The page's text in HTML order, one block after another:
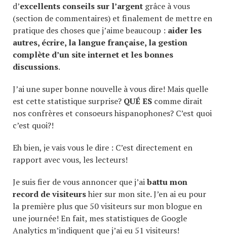
d’excellents conseils sur l’argent grâce à vous
(section de commentaires) et finalement de mettre en
pratique des choses que j’aime beaucoup : aider les
autres, écrire, la langue française, la gestion
complète d’un site internet et les bonnes
discussions.
J’ai une super bonne nouvelle à vous dire! Mais quelle
est cette statistique surprise? QUÉ ES comme dirait
nos confrères et consoeurs hispanophones? C’est quoi
c’est quoi?!
Eh bien, je vais vous le dire : C’est directement en
rapport avec vous, les lecteurs!
Je suis fier de vous annoncer que j’aibattu mon
record de visiteurshier sur mon site. J’en ai eu pour
la première plus que 50 visiteurs sur mon blogue en
une journée! En fait, mes statistiques de Google
Analytics m’indiquent que j’ai eu 51 visiteurs!